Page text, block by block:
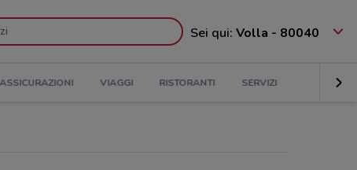
Sei qui: Volla - 80040
VIAGGI RISTORANTI SERVIZI